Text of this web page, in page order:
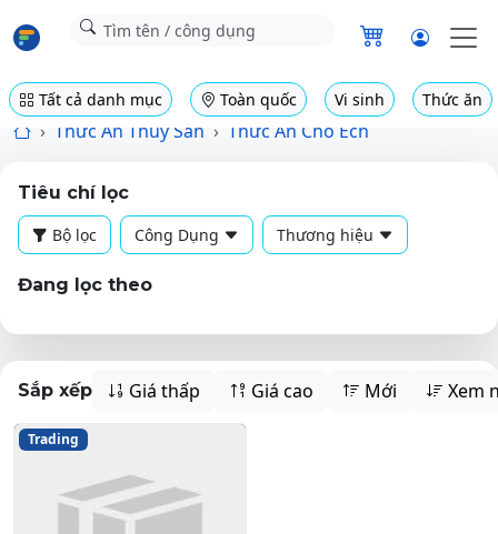
Tất cả danh mục Toàn quốc Vi sinh Thức ăn
Thức Ăn Thủy Sản Thức Ăn Cho Ếch
Tiêu chí lọc
Bộ lọc
Công Dụng Thương hiệu
Đang lọc theo
Sắp xếp Giá thấp Giá cao Mới Xem
Trading